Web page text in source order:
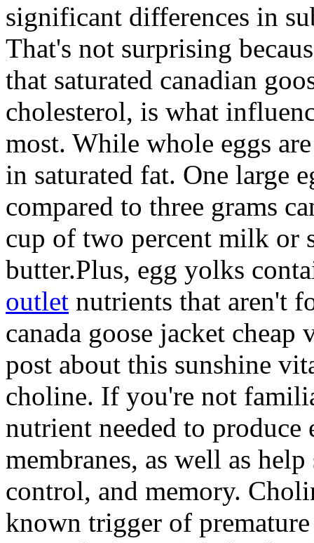
significant differences in
That's not surprising
that saturated canadian
cholesterol, is what
most. While whole eggs
in saturated fat. One large
compared to three grams
cup of two percent milk or
butter.Plus, egg yolks
outlet nutrients that aren't
canada goose jacket
post about this sunshine
choline. If you're not
nutrient needed to
membranes, as well as
control, and memory.
known trigger of premature